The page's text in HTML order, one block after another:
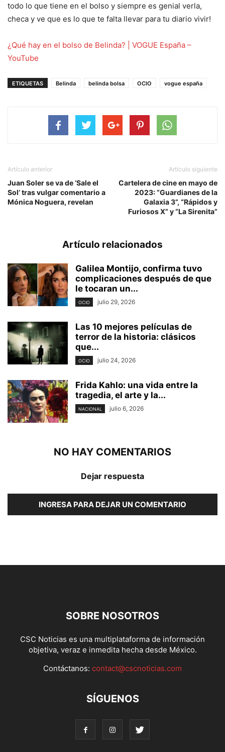
todo lo que tiene en el bolso y siempre es genial verla,
checa y ve que es lo que te falta llevar para tu diario vivir!
¿Qué hay en el bolso de Belinda? | VOGUE España –
YouTube
ETIQUETAS Belinda belinda bolsa OCIO vogue españa
Artículo anterior
Juan Soler se va de ‘Sale el
Sol’ tras vulgar comentario a
Mónica Noguera, revelan
Artículo siguiente
Cartelera de cine en mayo de
2023: “Guardianes de la
Galaxia 3”, “Rápidos y
Furiosos X” y “La Sirenita”
Artículo relacionados
Galilea Montijo, confirma tuvo
complicaciones después de que
le tocaran un...
OCIO julio 29, 2026
Las 10 mejores películas de
terror de la historia: clásicos
que...
OCIO julio 24, 2026
Frida Kahlo: una vida entre la
tragedia, el arte y la...
NACIONAL julio 6, 2026
NO HAY COMENTARIOS
Dejar respuesta
INGRESA PARA DEJAR UN COMENTARIO
SOBRE NOSOTROS
CSC Noticias es una multiplataforma de información
objetiva, veraz e inmedita hecha desde México.
Contáctanos: contact@cscnoticias.com
SÍGUENOS